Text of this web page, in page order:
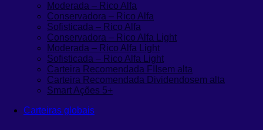
Moderada – Rico Alfa
Conservadora – Rico Alfa
Sofisticada – Rico Alfa
Conservadora – Rico Alfa Light
Moderada – Rico Alfa Light
Sofisticada – Rico Alfa Light
Carteira Recomendada FIIsem alta
Carteira Recomendada Dividendosem alta
Smart Ações 5+
Carteiras globais